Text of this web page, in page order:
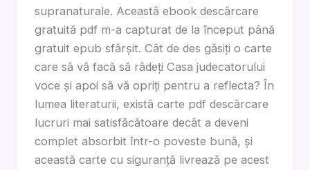
supranaturale. Această ebook descărcare
gratuită pdf m-a capturat de la început până
gratuit epub sfârșit. Cât de des găsiți o carte
care să vă facă să râdeți Casa judecatorului
voce și apoi să vă opriți pentru a reflecta? În
lumea literaturii, există carte pdf descărcare
lucruri mai satisfăcătoare decât a deveni
complet absorbit într-o poveste bună, și
această carte cu siguranță livrează pe acest